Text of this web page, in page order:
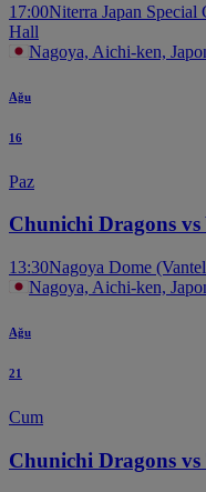
17:00Niterra Japan
Hall
Nagoya, Aichi-ken,
Ağu
16
Paz
Chunichi Dragons
13:30Nagoya Dome
Nagoya, Aichi-ken,
Ağu
21
Cum
Chunichi Dragons